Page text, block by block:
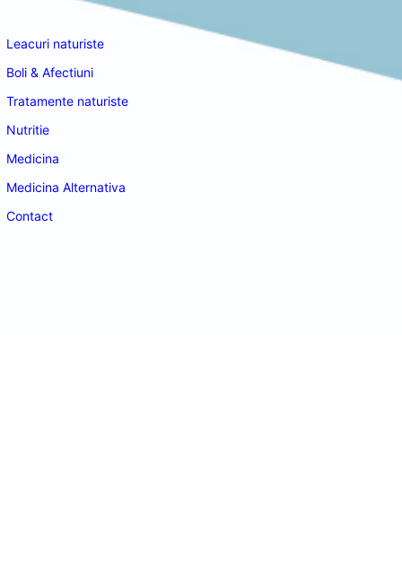
Leacuri naturiste
Boli & Afectiuni
Tratamente naturiste
Nutritie
Medicina
Medicina Alternativa
Contact